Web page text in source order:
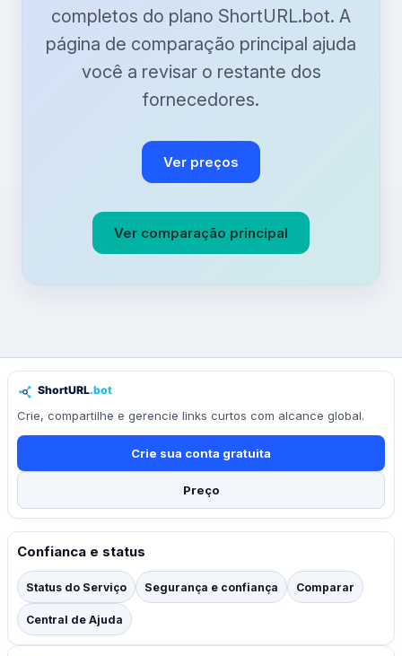
completos do plano ShortURL.bot. A
página de comparação principal ajuda
você a revisar o restante dos
fornecedores.
Ver preços
Ver comparação principal
Crie, compartilhe e gerencie links curtos com alcance global.
Crie sua conta gratuita
Preço
Confianca e status
Status do Serviço Segurança e confiança Comparar
Central de Ajuda